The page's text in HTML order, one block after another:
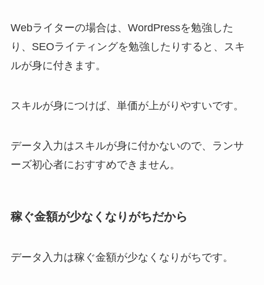
Webライターの場合は、WordPressを勉強した
り、SEOライティングを勉強したりすると、スキ
ルが身に付きます。
スキルが身につけば、単価が上がりやすいです。
データ入力はスキルが身に付かないので、ランサ
ーズ初心者におすすめできません。
稼ぐ金額が少なくなりがちだから
データ入力は稼ぐ金額が少なくなりがちです。